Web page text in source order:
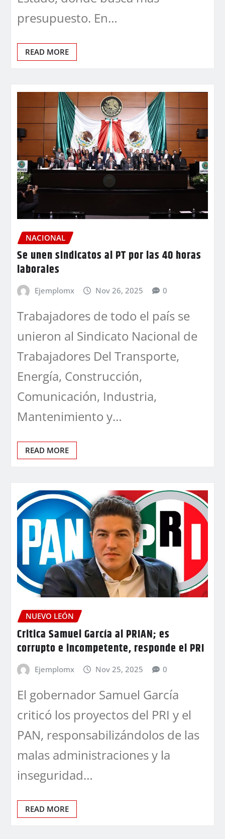
presupuesto. En…
READ MORE
NACIONAL
Se unen sindicatos al PT por las 40 horas
laborales
Ejemplomx Nov 26, 2025 0
Trabajadores de todo el país se
unieron al Sindicato Nacional de
Trabajadores Del Transporte,
Energía, Construcción,
Comunicación, Industria,
Mantenimiento y…
READ MORE
NUEVO LEÓN
Critica Samuel García al PRIAN; es
corrupto e incompetente, responde el PRI
Ejemplomx Nov 25, 2025 0
El gobernador Samuel García
criticó los proyectos del PRI y el
PAN, responsabilizándolos de las
malas administraciones y la
inseguridad…
READ MORE